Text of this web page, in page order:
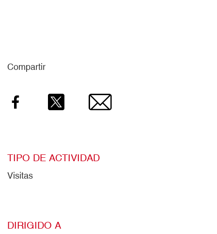
Compartir
Facebook Email
TIPO DE ACTIVIDAD
Visitas
DIRIGIDO A